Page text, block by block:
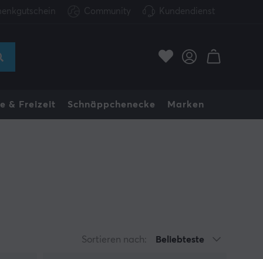
Community Kundendienst
& Freizeit Schnäppchenecke Marken
Sortieren nach: Beliebteste